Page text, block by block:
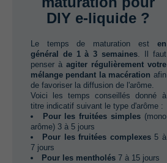
DIY e-liquide ?
Le temps de maturation est‭ ‬ en
général de‭ ‬1‭ ‬à‭ 3‭ ‬semaines.‭ ‬Il faut
penser à‭ ‬ agiter régulièrement votre
mélange pendant la macération afin
de favoriser la diffusion de l'arôme.
Voici les temps conseillés donné à
titre indicatif suivant le type d'arôme :
Pour les fruitées simples‭‬(mono
arôme‭) ‬3‭ ‬à‭ ‬5‭ ‬jours
Pour les fruitées complexes‭‬5‭ ‬à‭
‬7‭ ‬jours
Pour les mentholés‭ 7‭ ‬à‭ ‬15‭ ‬jours